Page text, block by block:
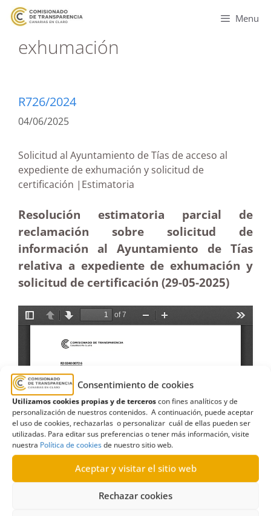
Consentimiento de cookies
Utilizamos cookies propias y de terceroscon fines analíticos y de
personalización de nuestros contenidos. A continuación, puede aceptar
el uso de cookies, rechazarlas o personalizar cuál de ellas pueden ser
utilizadas. Para editar sus preferencias o tener más información, visite
nuestra Política de cookiesde nuestro sitio web.
Aceptar y visitar el sitio web
Rechazar cookies
Menu
exhumación
R726/2024
04/06/2025
Solicitud al Ayuntamiento de Tías de acceso al
expediente de exhumación y solicitud de
certificación |Estimatoria
Resolución estimatoria parcial de
reclamación sobre solicitud de
información al Ayuntamiento de Tías
relativa a expediente de exhumación y
solicitud de certificación (29-05-2025)